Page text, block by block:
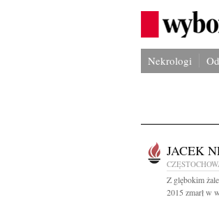
Nekrologi
JACEK
Z glębokim
2015 zmarł w